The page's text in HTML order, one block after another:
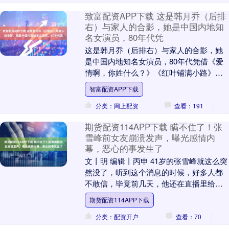
致富配资APP下载 这是韩月乔（后排
右）与家人的合影，她是中国内地知
名女演员，80年代凭
这是韩月乔（后排右）与家人的合影，她
是中国内地知名女演员，80年代凭借《爱
情啊，你姓什么？》《红叶铺满小路》等
作品走红，塑造的“韩莎莎”等角色深入人
心。 她出身....
智富配资APP下载
分类：网上配资
查看：191
期货配资114APP下载 瞒不住了！张
雪峰前女友崩溃发声，曝光感情内
幕，恶心的事发生了
文丨明 编辑丨丙申 41岁的张雪峰就这么突
然没了，听到这个消息的时候，好多人都
不敢信，毕竟前几天，他还在直播里给学
生们讲考研避坑，精神状态都不错。 而更
让人意想....
期货配资114APP下载
分类：配资开户
查看：70